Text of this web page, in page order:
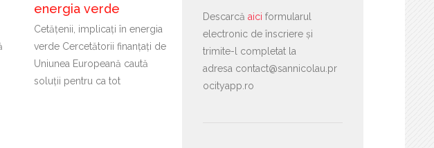
energia verde
Cetățenii, implicați în energia
verde Cercetătorii finanțați de
Uniunea Europeană caută
soluții pentru ca tot
Descarcă aici formularul
electronic de înscriere și
trimite-l completat la
adresa contact@sannicolau.pr
ocityapp.ro